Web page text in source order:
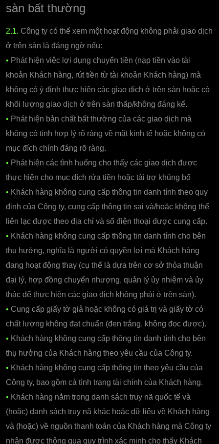
sàn bất thường
2.1. Công ty có thể xem một hoạt động không phải giao dịch
ở trên sàn là đáng ngờ nếu:
• Phát hiện việc lợi dụng chuyển tiền (nạp tiền vào tài
khoản Khách hàng, rút tiền từ tài khoản Khách hàng) mà
không có ý định thực hiện các giao dịch ở trên sàn hoặc có
khối lượng giao dịch ở trên sàn thấp/không đáng kể.
• Phát hiện bản chất bất thường của các giao dịch mà
không có tính hợp lý rõ ràng về mặt kinh tế hoặc không có
mục đích chính đáng rõ ràng.
• Phát hiện các tình huống cho thấy các giao dịch được
thực hiện cho mục đích rửa tiền hoặc tài trợ khủng bố
• Khách hàng không cung cấp thông tin danh tính theo quy
định của Công ty, cung cấp thông tin sai và/hoặc không thể
liên lạc được theo địa chỉ và số điện thoại được cung cấp.
• Khách hàng không cung cấp thông tin danh tính cho bên
thụ hưởng, nghĩa là người có quyền lợi mà Khách hàng
đang hoạt động thay (cụ thể là dựa trên cơ sở thỏa thuận
đại lý, hợp đồng chuyển nhượng, quản lý ủy nhiệm và ủy
thác để thực hiện các giao dịch không phải ở trên sàn).
• Cung cấp giấy tờ giả hoặc không có giá trị và giấy tờ có
chất lượng không đạt chuẩn (đen trắng, không đọc được).
• Khách hàng không cung cấp thông tin danh tính cho bên
thụ hưởng của Khách hàng theo yêu cầu của Công ty.
• Khách hàng không cung cấp thông tin theo yêu cầu của
Công ty, bao gồm cả tình trạng tài chính của Khách hàng.
• Khách hàng nằm trong danh sách truy nã quốc tế và
(hoặc) danh sách truy nã khác hoặc dữ liệu về Khách hàng
và (hoặc) về nguồn thanh toán của Khách hàng mà Công ty
nhận được thông qua quy trình xác minh cho thấy Khách